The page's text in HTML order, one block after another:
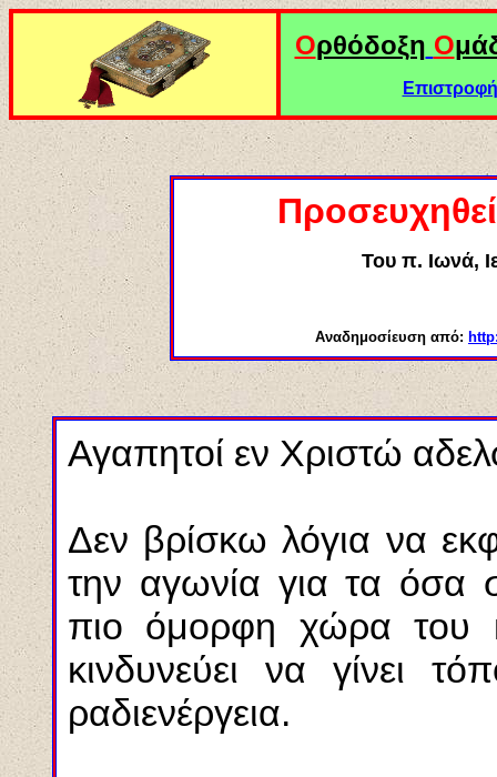
Ορθόδοξη Ο
Του π. Ιωνά,
Αναδημοσίευση από:
Αγαπητοί εν Χριστώ
Δεν βρίσκω λόγια να
την αγωνία για τα όσα
πιο όμορφη χώρα του
κινδυνεύει να γίνει
ραδιενέργεια.